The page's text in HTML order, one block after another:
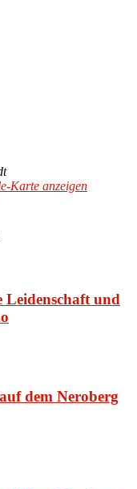
Karte anzeigen
und
auf dem Neroberg